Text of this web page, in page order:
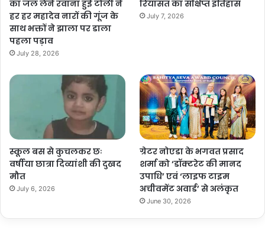
का जल लेने रवाना हुई टोली ने
हर हर महादेव नारों की गूंज के
साथ भक्तों ने झाला पर डाला
पहला पड़ाव
July 28, 2026
रियासत का संक्षिप्त इतिहास
July 7, 2026
स्कूल बस से कुचलकर छः
वर्षीया छात्रा दिव्यांशी की दुखद
मौत
July 6, 2026
ग्रेटर नोएडा के भगवत प्रसाद
शर्मा को ‘डॉक्टरेट की मानद
उपाधि’ एवं ‘लाइफ टाइम
अचीवमेंट अवार्ड’ से अलंकृत
June 30, 2026